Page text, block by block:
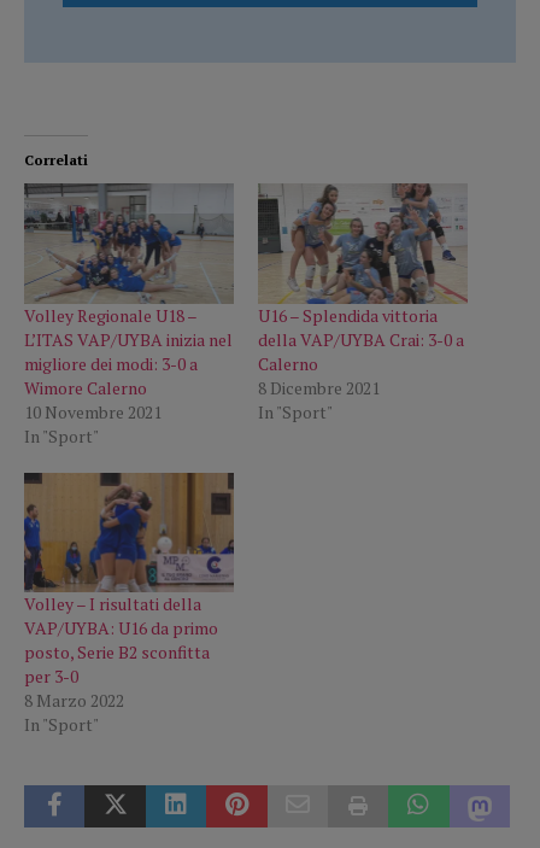
Correlati
Volley Regionale U18 –
L’ITAS VAP/UYBA inizia nel
migliore dei modi: 3-0 a
Wimore Calerno
10 Novembre 2021
In "Sport"
U16 – Splendida vittoria
della VAP/UYBA Crai: 3-0 a
Calerno
8 Dicembre 2021
In "Sport"
Volley – I risultati della
VAP/UYBA: U16 da primo
posto, Serie B2 sconfitta
per 3-0
8 Marzo 2022
In "Sport"